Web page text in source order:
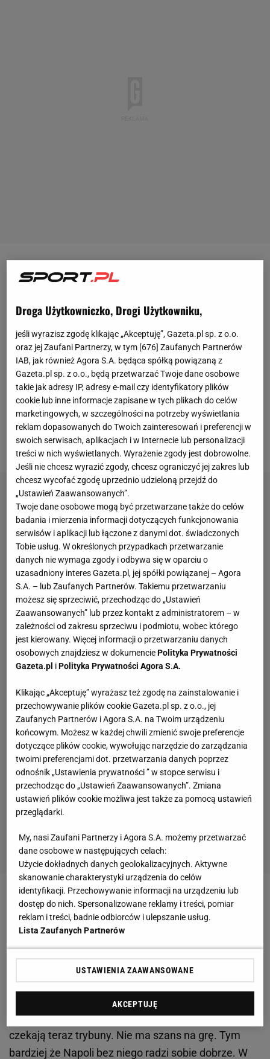
Ostatnie tygodnie nie należą do najlepszych w
odejść zNapoli
, ale nie udało mu się ani do
Został w Neapolu, gdzie ma problem. Klub nie
zgłosił go do rozgrywek Serie A iLigi Europy.
Milikowi do momentu otwarcia zimowego okna
transferowego pozostaje trenować indywidualnie i
czekać na rozwój sytuacji. Jego kontrakt z Napoli
obowiązuje do czerwca przyszłego roku. Już zimą
będzie mógł negocjować z nowym pracodawcą.
Problemy Arkadiusza Milika
Na temat sytuacji Milika wypowiedział się dyrektor
sportowy Napoli Cristiano Giuntoli. - Wielokrotnie
proponowaliśmy mu przedłużenie kontaktu, ale on
chciał odejść. Dokonaliśmy innych wyborów i
konsekwencje są naturalne - powiedział Giuntoli w
rozmowie ze Sky Sport, wskazując, że Polaka
czekają teraz trybuny. Nie ma szans na grę. Tym
bardziej że Napoli bez niego radzi sobie dobrze. W
Droga Użytkowniczko, Drogi Użytkowniku,
jeśli wyrazisz zgodę klikając „Akceptuję”, Gazeta.pl sp. z o.o.
oraz jej Zaufani Partnerzy, w tym [676] Zaufanych Partnerów
IAB, jak również Agora S.A. będąca spółką powiązaną z
Gazeta.pl sp. z o.o., będą przetwarzać Twoje dane osobowe
takie jak adresy IP, adresy e-mail czy identyfikatory plików
cookie lub inne informacje zapisane w tych plikach do celów
marketingowych, w szczególności na potrzeby wyświetlania
reklam dopasowanych do Twoich zainteresowań i preferencji w
swoich serwisach, aplikacjach i w Internecie lub personalizacji
treści w nich wyświetlanych. Wyrażenie zgody jest dobrowolne.
Jeśli nie chcesz wyrazić zgody, chcesz ograniczyć jej zakres lub
chcesz wycofać zgodę uprzednio udzieloną przejdź do
„Ustawień Zaawansowanych”.
Twoje dane osobowe mogą być przetwarzane także do celów
badania i mierzenia informacji dotyczących funkcjonowania
serwisów i aplikacji lub łączone z danymi dot. świadczonych
Tobie usług. W określonych przypadkach przetwarzanie
danych nie wymaga zgody i odbywa się w oparciu o
uzasadniony interes Gazeta.pl, jej spółki powiązanej – Agora
S.A. – lub Zaufanych Partnerów. Takiemu przetwarzaniu
możesz się sprzeciwić, przechodząc do „Ustawień
Zaawansowanych” lub przez kontakt z administratorem – w
zależności od zakresu sprzeciwu i podmiotu, wobec którego
jest kierowany. Więcej informacji o przetwarzaniu danych
osobowych znajdziesz w dokumenciePolityka Prywatności
Gazeta.pl iPolityka Prywatności Agora S.A.
Klikając „Akceptuję” wyrażasz też zgodę na zainstalowanie i
przechowywanie plików cookie Gazeta.pl sp. z o.o., jej
Zaufanych Partnerów i Agora S.A. na Twoim urządzeniu
końcowym. Możesz w każdej chwili zmienić swoje preferencje
dotyczące plików cookie, wywołując narzędzie do zarządzania
twoimi preferencjami dot. przetwarzania danych poprzez
odnośnik „Ustawienia prywatności ” w stopce serwisu i
przechodząc do „Ustawień Zaawansowanych”. Zmiana
ustawień plików cookie możliwa jest także za pomocą ustawień
przeglądarki.
My, nasi Zaufani Partnerzy i Agora S.A. możemy przetwarzać
dane osobowe w następujących celach:
Użycie dokładnych danych geolokalizacyjnych. Aktywne
skanowanie charakterystyki urządzenia do celów
identyfikacji. Przechowywanie informacji na urządzeniu lub
dostęp do nich. Spersonalizowane reklamy i treści, pomiar
reklam i treści, badnie odbiorców i ulepszanie usług.
Lista Zaufanych Partnerów
USTAWIENIA ZAAWANSOWANE
AKCEPTUJĘ